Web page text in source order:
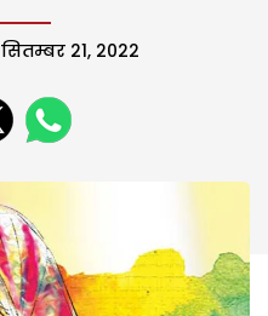
सितम्बर 21, 2022